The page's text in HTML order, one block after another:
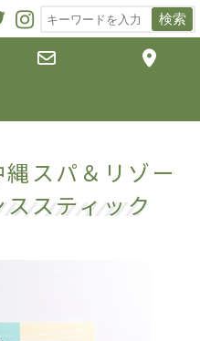
検索
 
スパ＆リゾー
スティック